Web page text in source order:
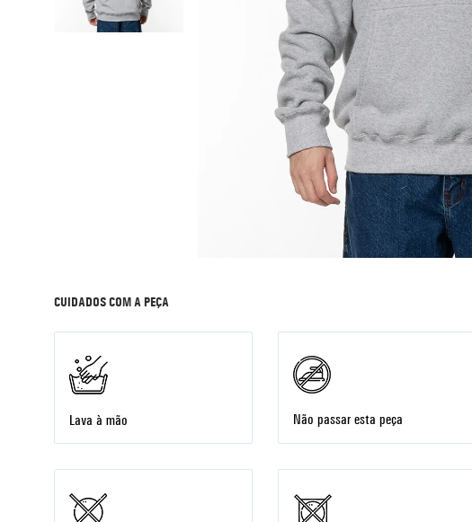
CUIDADOS COM A PEÇA
Lava à mão Não passar esta peça
9 º
mochila
10º corta vento